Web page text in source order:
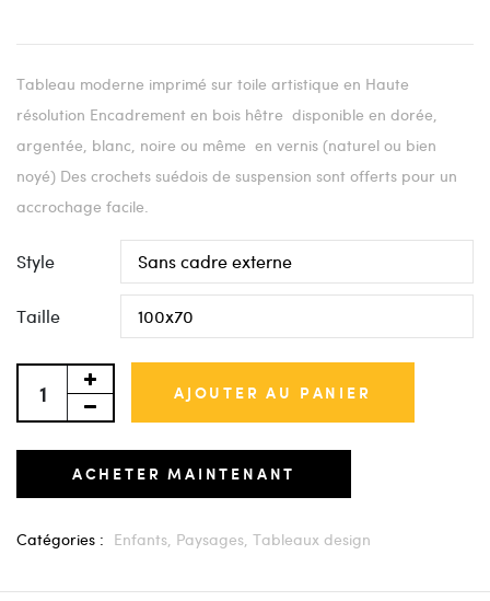
Tableau moderne imprimé sur toile artistique en Haute
résolution Encadrement en bois hêtre disponible en dorée,
argentée, blanc, noire ou même en vernis (naturel ou bien
noyé) Des crochets suédois de suspension sont offerts pour un
accrochage facile.
Style
Taille
AJOUTER AU PANIER
ACHETER MAINTENANT
Catégories : Enfants, Paysages, Tableaux design